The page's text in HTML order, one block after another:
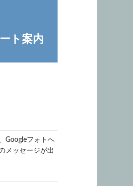
ト案内
Googleフォトへ
メッセージが出